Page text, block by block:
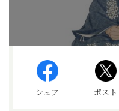
シェア ポスト